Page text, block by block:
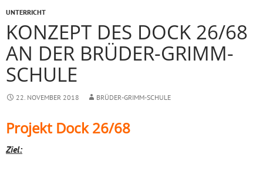
UNTERRICHT
KONZEPT DES DOCK 26/68
AN DER BRÜDER-GRIMM-
SCHULE
22. NOVEMBER 2018 BRÜDER-GRIMM-SCHULE
Projekt Dock 26/68
Ziel: